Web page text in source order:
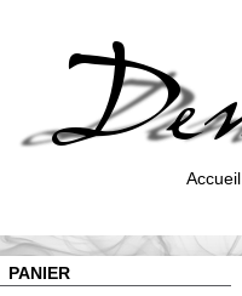
Accueil
PANIER